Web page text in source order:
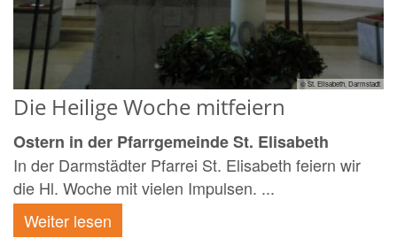
© St. Elisabeth, Darmstadt
Die Heilige Woche mitfeiern
Ostern in der Pfarrgemeinde St. Elisabeth
In der Darmstädter Pfarrei St. Elisabeth feiern wir
die Hl. Woche mit vielen Impulsen. ...
Weiter lesen